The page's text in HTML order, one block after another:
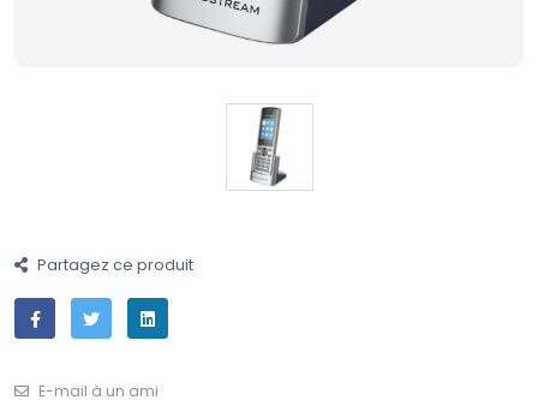
Partagez ce produit
E-mail à un ami